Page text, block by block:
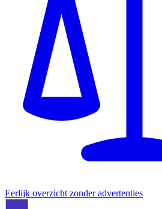
Eerlijk overzicht zonder advertenties